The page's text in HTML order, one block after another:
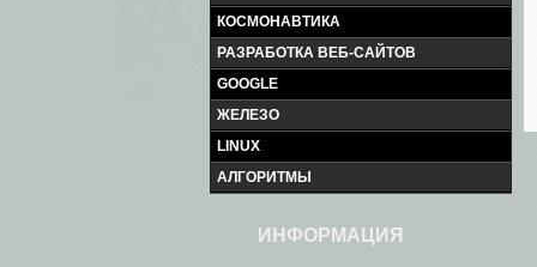
КОСМОНАВТИКА
РАЗРАБОТКА ВЕБ-САЙТОВ
GOOGLE
ЖЕЛЕЗО
LINUX
АЛГОРИТМЫ
ИНФОРМАЦИЯ